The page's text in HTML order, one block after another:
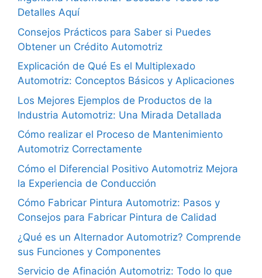
Detalles Aquí
Consejos Prácticos para Saber si Puedes
Obtener un Crédito Automotriz
Explicación de Qué Es el Multiplexado
Automotriz: Conceptos Básicos y Aplicaciones
Los Mejores Ejemplos de Productos de la
Industria Automotriz: Una Mirada Detallada
Cómo realizar el Proceso de Mantenimiento
Automotriz Correctamente
Cómo el Diferencial Positivo Automotriz Mejora
la Experiencia de Conducción
Cómo Fabricar Pintura Automotriz: Pasos y
Consejos para Fabricar Pintura de Calidad
¿Qué es un Alternador Automotriz? Comprende
sus Funciones y Componentes
Servicio de Afinación Automotriz: Todo lo que